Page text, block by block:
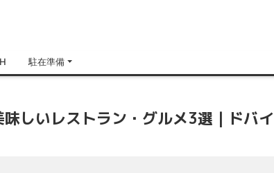
駐在準備
味しいレストラン・グルメ3選｜ドバイ